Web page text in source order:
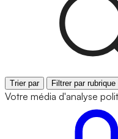
Trier par Filtrer par rubrique
Votre média d'analyse